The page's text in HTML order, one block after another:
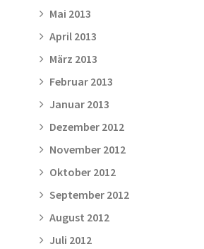
Mai 2013
April 2013
März 2013
Februar 2013
Januar 2013
Dezember 2012
November 2012
Oktober 2012
September 2012
August 2012
Juli 2012